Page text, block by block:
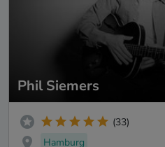
Phil Siemers
(33)
Hamburg